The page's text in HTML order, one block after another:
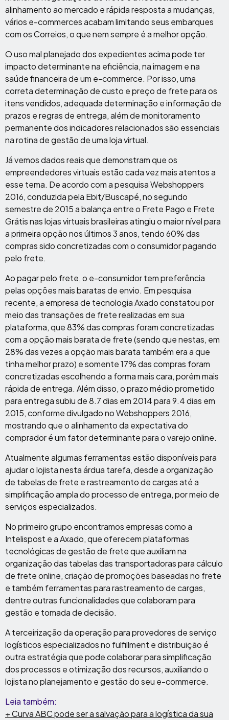
alinhamento ao mercado e rápida resposta a mudanças,
vários e-commerces acabam limitando seus embarques
com os Correios, o que nem sempre é a melhor opção.
O uso mal planejado dos expedientes acima pode ter
impacto determinante na eficiência, na imagem e na
saúde financeira de um e-commerce. Por isso, uma
correta determinação de custo e preço de frete para os
itens vendidos, adequada determinação e informação de
prazos e regras de entrega, além de monitoramento
permanente dos indicadores relacionados são essenciais
na rotina de gestão de uma loja virtual.
Já vemos dados reais que demonstram que os
empreendedores virtuais estão cada vez mais atentos a
esse tema. De acordo com a pesquisa Webshoppers
2016, conduzida pela Ebit/Buscapé, no segundo
semestre de 2015 a balança entre o Frete Pago e Frete
Grátis nas lojas virtuais brasileiras atingiu o maior nível para
a primeira opção nos últimos 3 anos, tendo 60% das
compras sido concretizadas com o consumidor pagando
pelo frete.
Ao pagar pelo frete, o e-consumidor tem preferência
pelas opções mais baratas de envio. Em pesquisa
recente, a empresa de tecnologia Axado constatou por
meio das transações de frete realizadas em sua
plataforma, que 83% das compras foram concretizadas
com a opção mais barata de frete (sendo que nestas, em
28% das vezes a opção mais barata também era a que
tinha melhor prazo) e somente 17% das compras foram
concretizadas escolhendo a forma mais cara, porém mais
rápida de entrega. Além disso, o prazo médio prometido
para entrega subiu de 8.7 dias em 2014 para 9.4 dias em
2015, conforme divulgado no Webshoppers 2016,
mostrando que o alinhamento da expectativa do
comprador é um fator determinante para o varejo online.
Atualmente algumas ferramentas estão disponíveis para
ajudar o lojista nesta árdua tarefa, desde a organização
de tabelas de frete e rastreamento de cargas até a
simplificação ampla do processo de entrega, por meio de
serviços especializados.
No primeiro grupo encontramos empresas como a
Intelispost e a Axado, que oferecem plataformas
tecnológicas de gestão de frete que auxiliam na
organização das tabelas das transportadoras para cálculo
de frete online, criação de promoções baseadas no frete
e também ferramentas para rastreamento de cargas,
dentre outras funcionalidades que colaboram para
gestão e tomada de decisão.
A terceirização da operação para provedores de serviço
logísticos especializados no fulfillment e distribuição é
outra estratégia que pode colaborar para simplificação
dos processos e otimização dos recursos, auxiliando o
lojista no planejamento e gestão do seu e-commerce.
Leia também:
+ Curva ABC pode ser a salvação para a logística da sua